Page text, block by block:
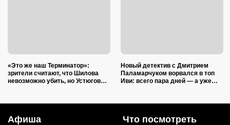
«Это же наш Терминатор»:
зрители считают, что Шилова
невозможно убить, но Устюгов
Новый детектив с Дмитрием
Паламарчуком ворвался в топ
Иви: всего пара дней — а уже
Афиша Что посмотреть